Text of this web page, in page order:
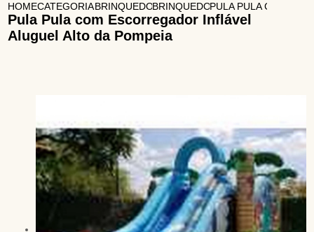
HOMECATEGORIASBRINQUEDOS INFLAVEIS
BRINQUEDO INFLAVEL
PULA PULA COM
Pula Pula com Escorregador Inflável
Aluguel Alto da Pompeia